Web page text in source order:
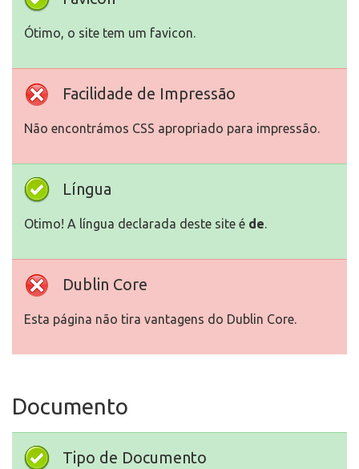
Ótimo, o site tem um favicon.
Facilidade de Impressão
Não encontrámos CSS apropriado para impressão.
Língua
Otimo! A língua declarada deste site é de.
Dublin Core
Esta página não tira vantagens do Dublin Core.
Documento
Tipo de Documento